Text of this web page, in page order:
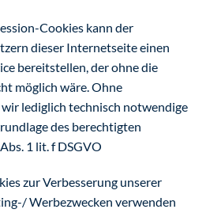
Cookies kann der
dieser Internetseite einen
bereitstellen, der ohne die
möglich wäre. Ohne
lediglich technisch notwendige
des berechtigten
1 lit. f DSGVO
zur Verbesserung unserer
Werbezwecken verwenden